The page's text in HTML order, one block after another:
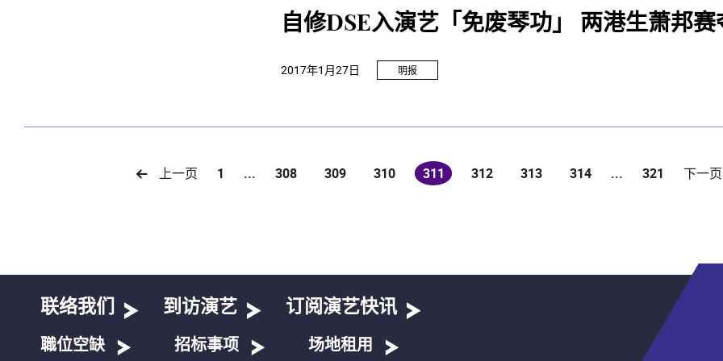
自修DSE入演艺「免废琴功」 两港生萧邦赛
明报
2017年1月27日
上一页 1 ... 308 309 310 311
(current)312 313 314 ... 321 下一页
联络我们 到访演艺 订阅演艺快讯
職位空缺 招标事项 场地租用